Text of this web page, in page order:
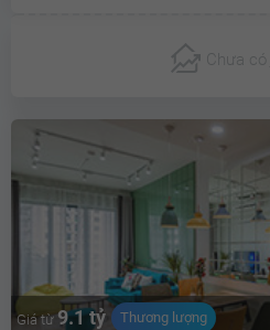
Chưa có
Giá từ9.1 tỷ Thương lượng